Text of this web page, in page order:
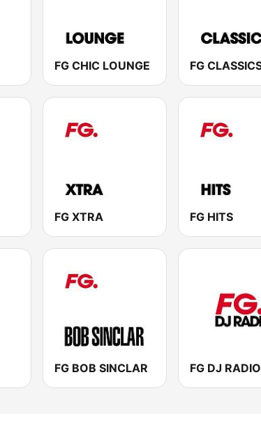
FG CHIC LOUNGE FG
FG XTRA FG HITS
FG BOB SINCLAR FG DJ RADIO